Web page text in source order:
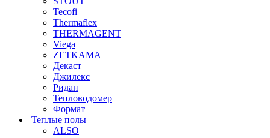
Tecofi
Thermaflex
THERMAGENT
Viega
ZETKAMA
Декаст
Джилекс
Ридан
Тепловодомер
Формат
Теплые полы
ALSO